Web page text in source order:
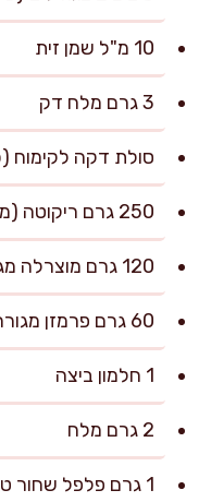
10 מ"ל שמן זית
3 גרם מלח דק
סולת דקה לקימוח (כ-20–30 גרם, לפי
250 גרם ריקוטה (מסוננת אם היא מימית)
120 גרם מוצרלה מגוררת
60 גרם פרמזן מגוררת דק
1 חלמון ביצה
2 גרם מלח
1 גרם פלפל שחור טחון